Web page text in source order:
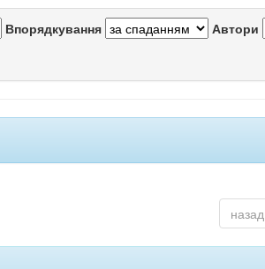
Впорядкування Автори
назад